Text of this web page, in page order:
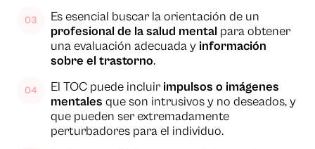
Es esencial buscar la orientación de un
profesional de la salud mental para obtener
una evaluación adecuada y información
sobre el trastorno.
El TOC puede incluir impulsos o imágenes
mentales que son intrusivos y no deseados, y
que pueden ser extremadamente
perturbadores para el individuo.